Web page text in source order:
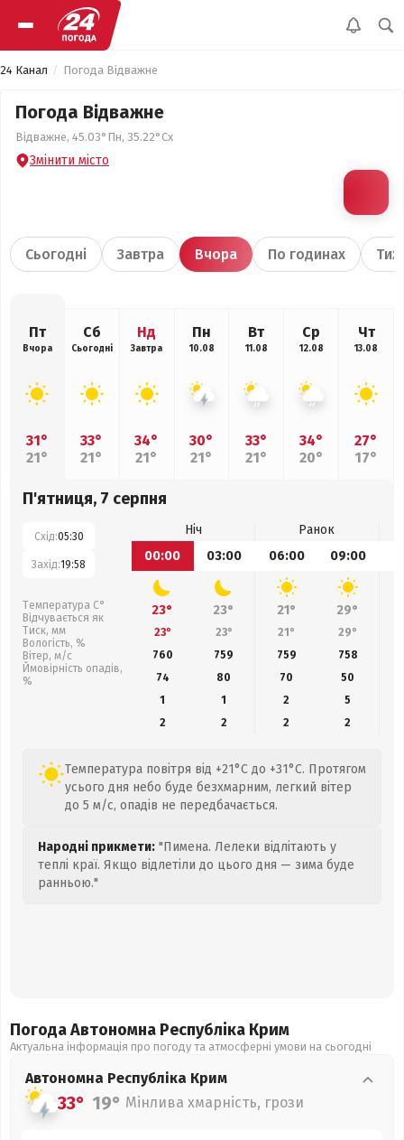
24 Канал Погода Відважне
Погода Відважне
Відважне, 45.03°Пн, 35.22°Сх
Змінити місто
Сьогодні Завтра Вчора По годинах
Пт
Вчора
31°
21°
Сб
Сьогодні
33°
21°
Нд
Завтра
34°
21°
Пн
10.08
30°
21°
Вт
11.08
33°
21°
Ср
12.08
34°
20°
Чт
13.08
27°
17°
П'ятниця, 7 серпня
Схід:05:30
Захід:19:58
Температура С°
Відчувається як
Тиск, мм
Вологість, %
Вітер, м/с
Ймовірність опадів,
%
Ніч
Ранок
00:00
03:00 06:00 09:00
23° 23° 21° 29°
23° 23° 21° 29°
760
759 759 758
74
80 70 50
1
1 2
5
2
2 2 2
Температура повітря від +21°C до +31°C. Протягом
усього дня небо буде безхмарним, легкий вітер
до 5 м/с, опадів не передбачається.
Народні прикмети: "Пимена. Лелеки відлітають у
теплі краї. Якщо відлетіли до цього дня — зима буде
ранньою."
Погода Автономна Республіка Крим
Актуальна інформація про погоду та атмосферні умови на сьогодні
Автономна Республіка Крим
33° 19° Мінлива хмарність, грози